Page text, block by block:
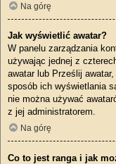
Na górę
Jak wyświetlić awatar?
W panelu zarządzania
używając jednej z
awatar lub Prześlij
sposób ich wyświetlania
nie można używać
z jej administratorem.
Na górę
Co to jest ranga i jak